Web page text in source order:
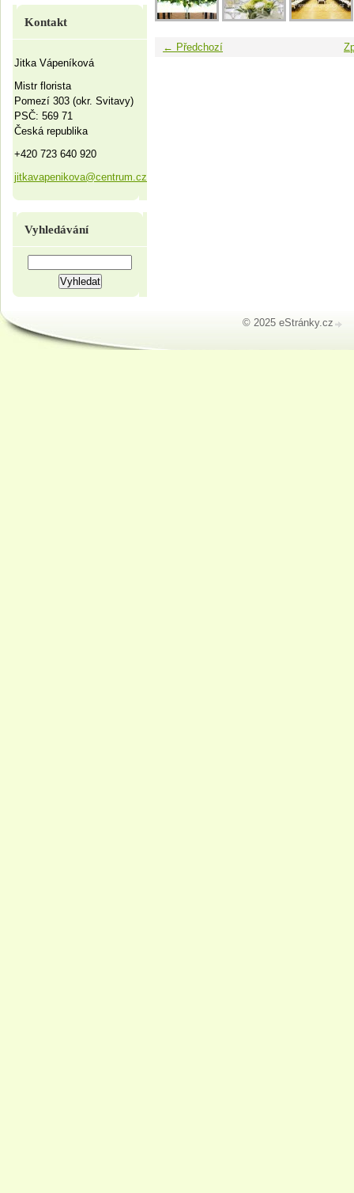
← Předchozí
Kontakt
Jitka Vápeníková
Mistr florista
Pomezí 303 (okr. Svitavy)
PSČ: 569 71
Česká republika
+420 723 640 920
jitkavapenikova@centrum.cz
Vyhledávání
© 2025 eStránky.cz